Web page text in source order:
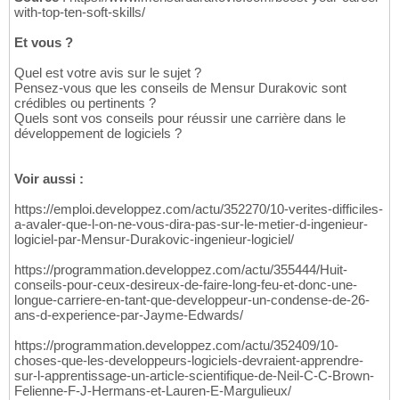
with-top-ten-soft-skills/
Et vous ?
Quel est votre avis sur le sujet ?
Pensez-vous que les conseils de Mensur Durakovic sont
crédibles ou pertinents ?
Quels sont vos conseils pour réussir une carrière dans le
développement de logiciels ?
Voir aussi :
https://emploi.developpez.com/actu/352270/10-verites-difficiles-
a-avaler-que-l-on-ne-vous-dira-pas-sur-le-metier-d-ingenieur-
logiciel-par-Mensur-Durakovic-ingenieur-logiciel/
https://programmation.developpez.com/actu/355444/Huit-
conseils-pour-ceux-desireux-de-faire-long-feu-et-donc-une-
longue-carriere-en-tant-que-developpeur-un-condense-de-26-
ans-d-experience-par-Jayme-Edwards/
https://programmation.developpez.com/actu/352409/10-
choses-que-les-developpeurs-logiciels-devraient-apprendre-
sur-l-apprentissage-un-article-scientifique-de-Neil-C-C-Brown-
Felienne-F-J-Hermans-et-Lauren-E-Margulieux/